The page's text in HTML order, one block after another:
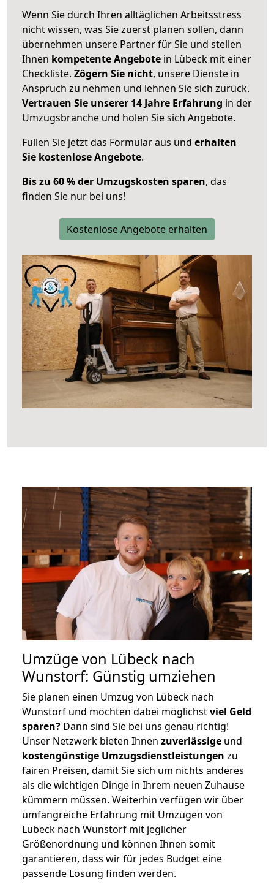
Wenn Sie durch Ihren alltäglichen Arbeitsstress
nicht wissen, was Sie zuerst planen sollen, dann
übernehmen unsere Partner für Sie und stellen
Ihnen kompetente Angebote in Lübeck mit einer
Checkliste. Zögern Sie nicht, unsere Dienste in
Anspruch zu nehmen und lehnen Sie sich zurück.
Vertrauen Sie unserer 14 Jahre Erfahrung in der
Umzugsbranche und holen Sie sich Angebote.
Füllen Sie jetzt das Formular aus und erhalten
Sie kostenlose Angebote.
Bis zu 60 % der Umzugskosten sparen, das
finden Sie nur bei uns!
Kostenlose Angebote erhalten
Umzüge von Lübeck nach
Wunstorf: Günstig umziehen
Sie planen einen Umzug von Lübeck nach
Wunstorf und möchten dabei möglichstviel Geld
sparen? Dann sind Sie bei uns genau richtig!
Unser Netzwerk bieten Ihnen zuverlässige und
kostengünstige Umzugsdienstleistungen zu
fairen Preisen, damit Sie sich um nichts anderes
als die wichtigen Dinge in Ihrem neuen Zuhause
kümmern müssen. Weiterhin verfügen wir über
umfangreiche Erfahrung mit Umzügen von
Lübeck nach Wunstorf mit jeglicher
Größenordnung und können Ihnen somit
garantieren, dass wir für jedes Budget eine
passende Lösung finden werden.